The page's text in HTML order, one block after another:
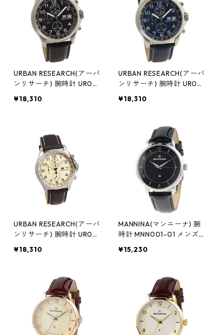
URBAN RESEARCH(アーバ
ンリサーチ) 腕時計 UR00
¥18,310
URBAN RESEARCH(アーバ
ンリサーチ) 腕時計 UR00
¥18,310
URBAN RESEARCH(アーバ
ンリサーチ) 腕時計 UR00
¥18,310
MANNINA(マンニーナ) 腕
時計 MNN001-01 メンズ
¥15,230